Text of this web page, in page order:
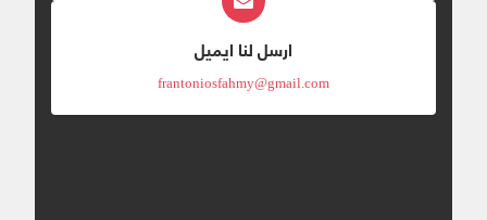
ارسل لنا ايميل
frantoniosfahmy@gmail.com